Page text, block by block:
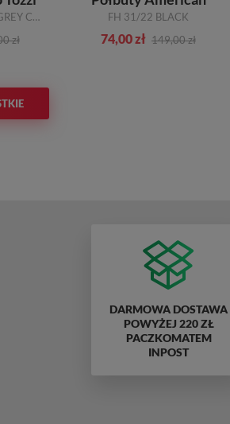
2-23738-34 248 LT.GREY COMB SZARY
zł
FH 31/22 BLACK
74,00 zł 149,00 zł
DARMOWA DOSTAWA
POWYŻEJ 220 ZŁ
PACZKOMATEM
INPOST